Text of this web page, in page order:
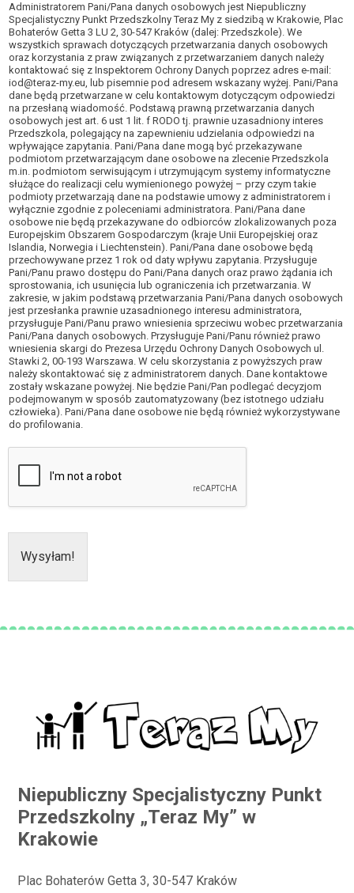
Administratorem Pani/Pana danych osobowych jest Niepubliczny
Specjalistyczny Punkt Przedszkolny Teraz My z siedzibą w Krakowie, Plac
Bohaterów Getta 3 LU 2, 30-547 Kraków (dalej: Przedszkole). We
wszystkich sprawach dotyczących przetwarzania danych osobowych
oraz korzystania z praw związanych z przetwarzaniem danych należy
kontaktować się z Inspektorem Ochrony Danych poprzez adres e-mail:
iod@teraz-my.eu, lub pisemnie pod adresem wskazany wyżej. Pani/Pana
dane będą przetwarzane w celu kontaktowym dotyczącym odpowiedzi
na przesłaną wiadomość. Podstawą prawną przetwarzania danych
osobowych jest art. 6 ust 1 lit. f RODO tj. prawnie uzasadniony interes
Przedszkola, polegający na zapewnieniu udzielania odpowiedzi na
wpływające zapytania. Pani/Pana dane mogą być przekazywane
podmiotom przetwarzającym dane osobowe na zlecenie Przedszkola
m.in. podmiotom serwisującym i utrzymującym systemy informatyczne
służące do realizacji celu wymienionego powyżej – przy czym takie
podmioty przetwarzają dane na podstawie umowy z administratorem i
wyłącznie zgodnie z poleceniami administratora. Pani/Pana dane
osobowe nie będą przekazywane do odbiorców zlokalizowanych poza
Europejskim Obszarem Gospodarczym (kraje Unii Europejskiej oraz
Islandia, Norwegia i Liechtenstein). Pani/Pana dane osobowe będą
przechowywane przez 1 rok od daty wpływu zapytania. Przysługuje
Pani/Panu prawo dostępu do Pani/Pana danych oraz prawo żądania ich
sprostowania, ich usunięcia lub ograniczenia ich przetwarzania. W
zakresie, w jakim podstawą przetwarzania Pani/Pana danych osobowych
jest przesłanka prawnie uzasadnionego interesu administratora,
przysługuje Pani/Panu prawo wniesienia sprzeciwu wobec przetwarzania
Pani/Pana danych osobowych. Przysługuje Pani/Panu również prawo
wniesienia skargi do Prezesa Urzędu Ochrony Danych Osobowych ul.
Stawki 2, 00-193 Warszawa. W celu skorzystania z powyższych praw
należy skontaktować się z administratorem danych. Dane kontaktowe
zostały wskazane powyżej. Nie będzie Pani/Pan podlegać decyzjom
podejmowanym w sposób zautomatyzowany (bez istotnego udziału
człowieka). Pani/Pana dane osobowe nie będą również wykorzystywane
do profilowania.
Wysyłam!
Niepubliczny Specjalistyczny Punkt
Przedszkolny „Teraz My” w
Krakowie
Plac Bohaterów Getta 3, 30-547 Kraków